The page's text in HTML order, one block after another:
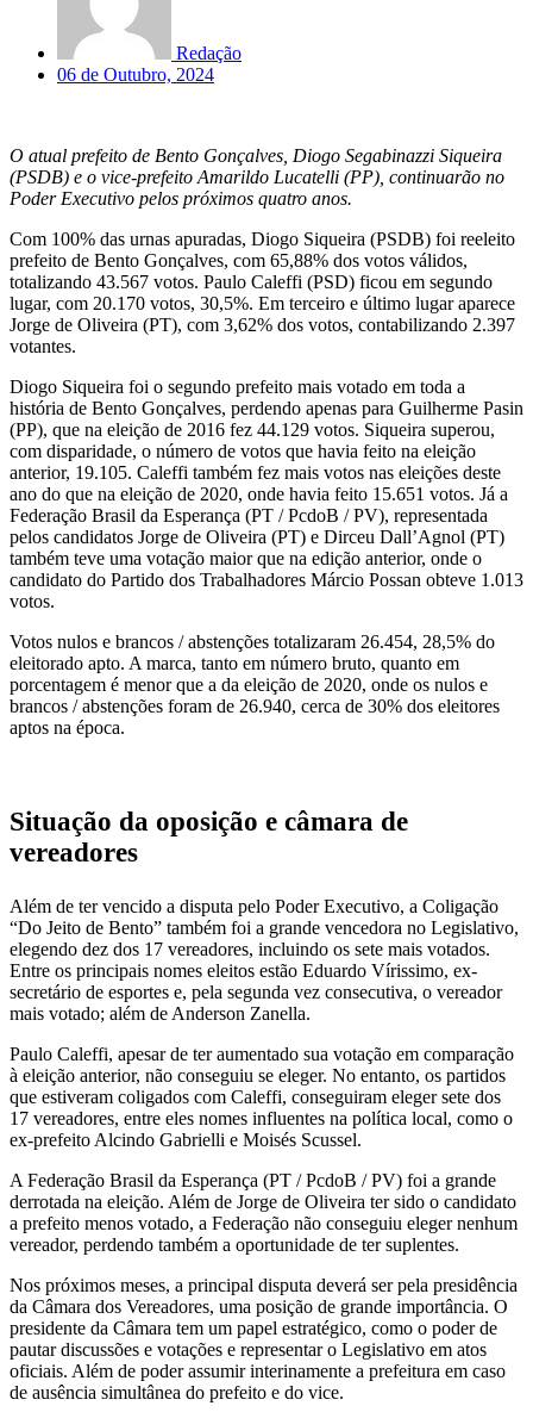
Redação
06 de Outubro, 2024
O atual prefeito de Bento Gonçalves, Diogo Segabinazzi Siqueira
(PSDB) e o vice-prefeito Amarildo Lucatelli (PP), continuarão no
Poder Executivo pelos próximos quatro anos.
Com 100% das urnas apuradas, Diogo Siqueira (PSDB) foi reeleito
prefeito de Bento Gonçalves, com 65,88% dos votos válidos,
totalizando 43.567 votos. Paulo Caleffi (PSD) ficou em segundo
lugar, com 20.170 votos, 30,5%. Em terceiro e último lugar aparece
Jorge de Oliveira (PT), com 3,62% dos votos, contabilizando 2.397
votantes.
Diogo Siqueira foi o segundo prefeito mais votado em toda a
história de Bento Gonçalves, perdendo apenas para Guilherme Pasin
(PP), que na eleição de 2016 fez 44.129 votos. Siqueira superou,
com disparidade, o número de votos que havia feito na eleição
anterior, 19.105. Caleffi também fez mais votos nas eleições deste
ano do que na eleição de 2020, onde havia feito 15.651 votos. Já a
Federação Brasil da Esperança (PT / PcdoB / PV), representada
pelos candidatos Jorge de Oliveira (PT) e Dirceu Dall’Agnol (PT)
também teve uma votação maior que na edição anterior, onde o
candidato do Partido dos Trabalhadores Márcio Possan obteve 1.013
votos.
Votos nulos e brancos / abstenções totalizaram 26.454, 28,5% do
eleitorado apto. A marca, tanto em número bruto, quanto em
porcentagem é menor que a da eleição de 2020, onde os nulos e
brancos / abstenções foram de 26.940, cerca de 30% dos eleitores
aptos na época.
Situação da oposição e câmara de
vereadores
Além de ter vencido a disputa pelo Poder Executivo, a Coligação
“Do Jeito de Bento” também foi a grande vencedora no Legislativo,
elegendo dez dos 17 vereadores, incluindo os sete mais votados.
Entre os principais nomes eleitos estão Eduardo Vírissimo, ex-
secretário de esportes e, pela segunda vez consecutiva, o vereador
mais votado; além de Anderson Zanella.
Paulo Caleffi, apesar de ter aumentado sua votação em comparação
à eleição anterior, não conseguiu se eleger. No entanto, os partidos
que estiveram coligados com Caleffi, conseguiram eleger sete dos
17 vereadores, entre eles nomes influentes na política local, como o
ex-prefeito Alcindo Gabrielli e Moisés Scussel.
A Federação Brasil da Esperança (PT / PcdoB / PV) foi a grande
derrotada na eleição. Além de Jorge de Oliveira ter sido o candidato
a prefeito menos votado, a Federação não conseguiu eleger nenhum
vereador, perdendo também a oportunidade de ter suplentes.
Nos próximos meses, a principal disputa deverá ser pela presidência
da Câmara dos Vereadores, uma posição de grande importância. O
presidente da Câmara tem um papel estratégico, como o poder de
pautar discussões e votações e representar o Legislativo em atos
oficiais. Além de poder assumir interinamente a prefeitura em caso
de ausência simultânea do prefeito e do vice.